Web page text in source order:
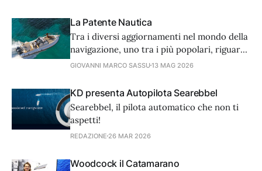
La Patente Nautica
Tra i diversi aggiornamenti nel mondo della
navigazione, uno tra i più popolari, riguarda
la patente nautica.
GIOVANNI MARCO SASSU13 MAG 2026
KD presenta Autopilota Searebbel
Searebbel, il pilota automatico che non ti
aspetti!
REDAZIONE 26 MAR 2026
Woodcock il Catamarano